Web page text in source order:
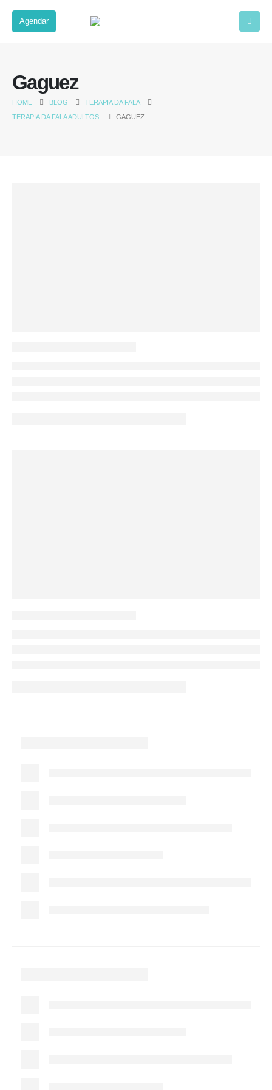
Agendar
Gaguez
HOME BLOG
TERAPIA DA FALA
TERAPIA DA FALA ADULTOS
GAGUEZ